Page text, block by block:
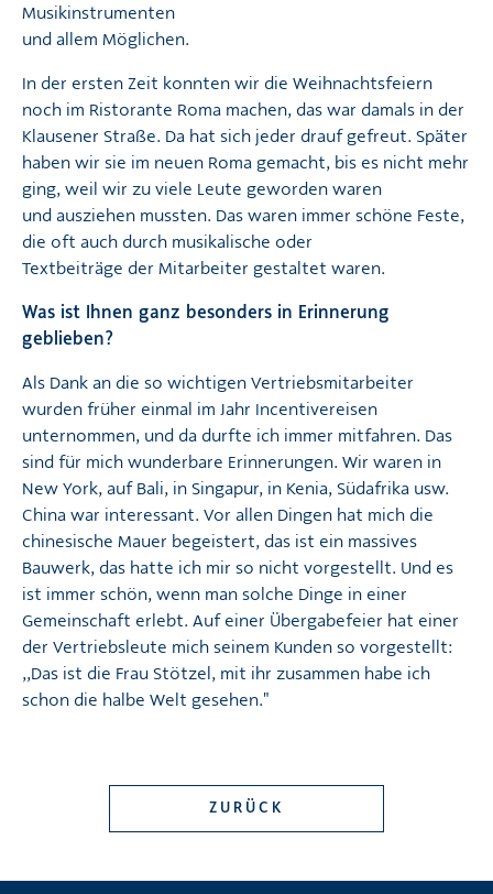
Musikinstrumenten
und allem Möglichen.
In der ersten Zeit konnten wir die Weihnachtsfeiern
noch im Ristorante Roma machen, das war damals in der
Klausener Straße. Da hat sich jeder drauf gefreut. Später
haben wir sie im neuen Roma gemacht, bis es nicht mehr
ging, weil wir zu viele Leute geworden waren
und ausziehen mussten. Das waren immer schöne Feste,
die oft auch durch musikalische oder
Textbeiträge der Mitarbeiter gestaltet waren.
Was ist Ihnen ganz besonders in Erinnerung
geblieben?
Als Dank an die so wichtigen Vertriebsmitarbeiter
wurden früher einmal im Jahr Incentivereisen
unternommen, und da durfte ich immer mitfahren. Das
sind für mich wunderbare Erinnerungen. Wir waren in
New York, auf Bali, in Singapur, in Kenia, Südafrika usw.
China war interessant. Vor allen Dingen hat mich die
chinesische Mauer begeistert, das ist ein massives
Bauwerk, das hatte ich mir so nicht vorgestellt. Und es
ist immer schön, wenn man solche Dinge in einer
Gemeinschaft erlebt. Auf einer Übergabefeier hat einer
der Vertriebsleute mich seinem Kunden so vorgestellt:
,,Das ist die Frau Stötzel, mit ihr zusammen habe ich
schon die halbe Welt gesehen."
ZURÜCK